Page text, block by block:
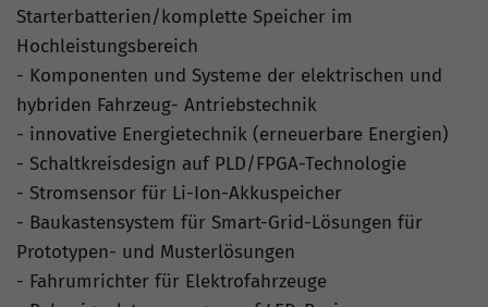
Starterbatterien/komplette Speicher im
Hochleistungsbereich
- Komponenten und Systeme der elektrischen und
hybriden Fahrzeug- Antriebstechnik
- innovative Energietechnik (erneuerbare Energien)
- Schaltkreisdesign auf PLD/FPGA-Technologie
- Stromsensor für Li-Ion-Akkuspeicher
- Baukastensystem für Smart-Grid-Lösungen für
Prototypen- und Musterlösungen
- Fahrumrichter für Elektrofahrzeuge